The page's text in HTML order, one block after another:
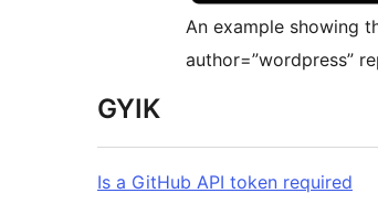
An example showing
author=”wordpress”
GYIK
Is a GitHub API token required